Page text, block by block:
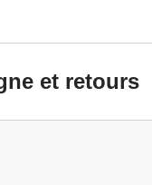
et retours